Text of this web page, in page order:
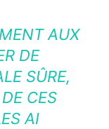
AUX
DE
SÛRE,
DE CES
AI